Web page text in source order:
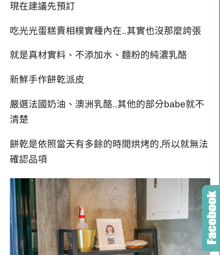
現在建議先預訂
吃光光蛋糕賣相樸實種內在..其實也沒那麼誇張
就是真材實料、不添加水、麵粉的純濃乳酪
新鮮手作餅乾派皮
嚴選法國奶油、澳洲乳酪..其他的部分babe就不
清楚
餅乾是依照當天有多餘的時間烘烤的,所以就無法
確認品項